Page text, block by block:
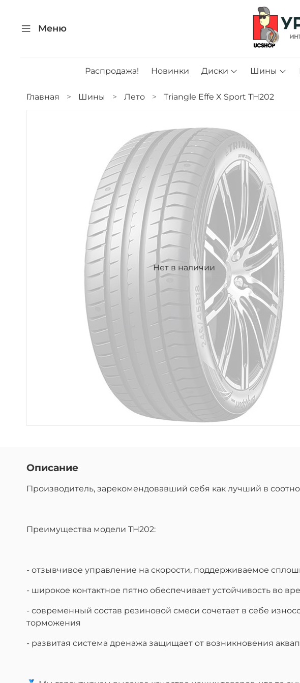
Меню
Распродажа! Новинки Диски Шины
Главная Шины Лето Triangle Effe X Sport TH202
Нет в наличии
Описание
Производитель, зарекомендовавший себя как лучший в
Преимущества модели TH202:
- отзывчивое управление на скорости, поддерживаемое
- широкое контактное пятно обеспечивает устойчивость во
- современный состав резиновой смеси сочетает в себе
торможения
- развитая система дренажа защищает от возникновения